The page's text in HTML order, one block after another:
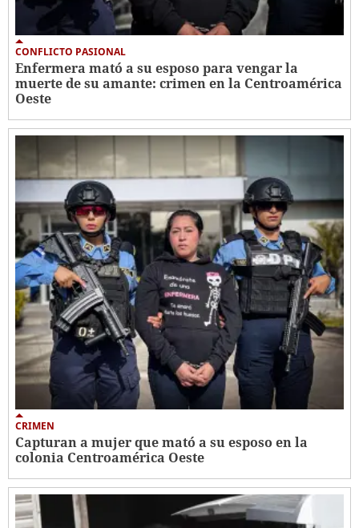
CONFLICTO PASIONAL
Enfermera mató a su esposo para vengar la
muerte de su amante: crimen en la Centroamérica
Oeste
CRIMEN
Capturan a mujer que mató a su esposo en la
colonia Centroamérica Oeste